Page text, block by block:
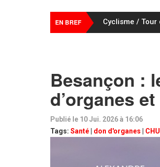
EN BREF Cyclisme / Tour
Besançon :
d’organes
Publié le 10 Jui. 2026 à 16:06
Tags: Santé don d'organes